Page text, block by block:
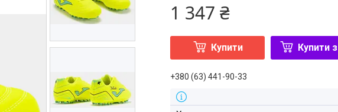
1 347 ₴
Купити Купити з
+380 (63) 441-90-33